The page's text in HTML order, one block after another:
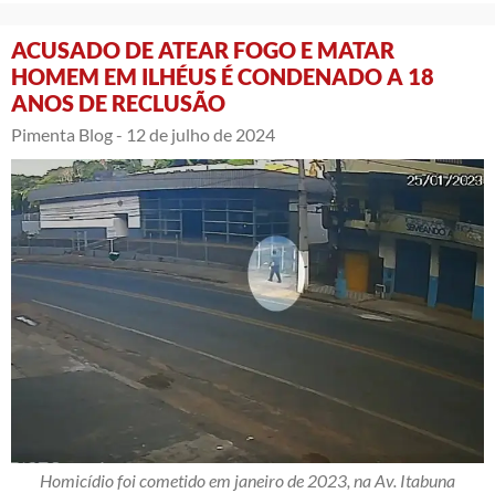
ACUSADO DE ATEAR FOGO E MATAR
HOMEM EM ILHÉUS É CONDENADO A 18
ANOS DE RECLUSÃO
Pimenta Blog - 12 de julho de 2024
Homicídio foi cometido em janeiro de 2023, na Av. Itabuna